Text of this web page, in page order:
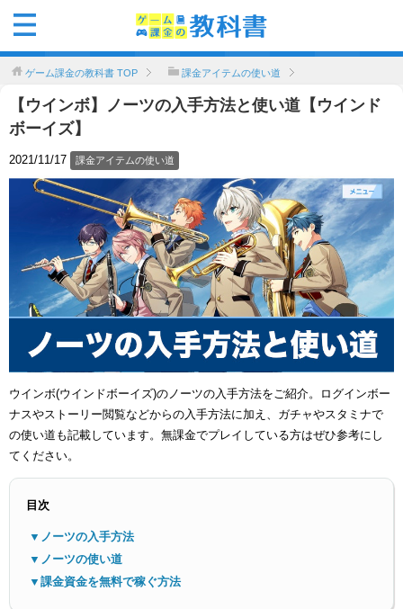
ゲーム課金の教科書 TOP 課金アイテムの使い道
【ウインボ】ノーツの入手方法と使い道【ウインド
ボーイズ】
2021/11/17 課金アイテムの使い道
ウインボ(ウインドボーイズ)のノーツの入手方法をご紹介。ログインボー
ナスやストーリー閲覧などからの入手方法に加え、ガチャやスタミナで
の使い道も記載しています。無課金でプレイしている方はぜひ参考にし
てください。
目次
▼ノーツの入手方法
▼ノーツの使い道
▼課金資金を無料で稼ぐ方法